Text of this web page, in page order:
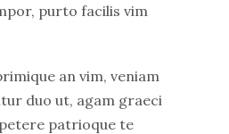
purto facilis vim
an vim, veniam
duo ut, agam graeci
patrioque te